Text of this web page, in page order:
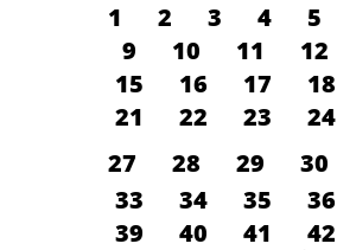
1 2 3 4 5
9
10 11 12
15
16 17 18
21
22 23 24
27
28 29 30
33
34 35 36
39
40 41 42